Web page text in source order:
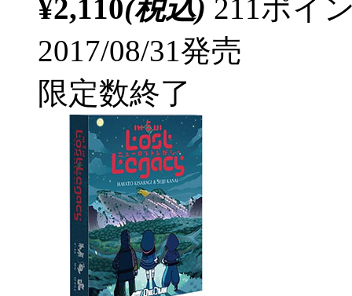
¥2,110(税込) 211ポイ
2017/08/31発売
限定数終了